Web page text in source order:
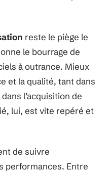
reste le piège le
le bourrage de
à outrance. Mieux
et la qualité, tant dans
l’acquisition de
lui, est vite repéré et
de suivre
performances. Entre